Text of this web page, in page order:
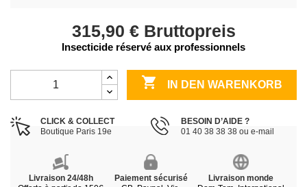
315,90 € Bruttopreis
Insecticide réservé aux professionnels
 IN DEN WARENKORB
CLICK & COLLECT
Boutique Paris 19e
BESOIN D’AIDE ?
01 40 38 38 38 ou e-mail
Livraison 24/48h
Paiement sécurisé
Livraison monde